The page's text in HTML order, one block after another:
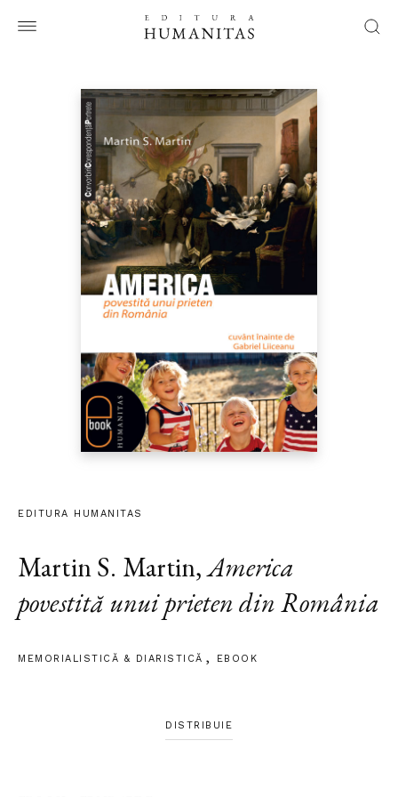
EDITURA HUMANITAS
Martin S. Martin,America
povestită unui prieten din România
MEMORIALISTICĂ & DIARISTICĂ EBOOK
DISTRIBUIE